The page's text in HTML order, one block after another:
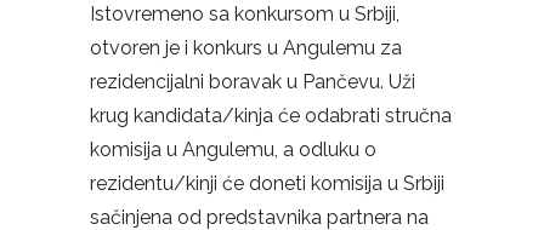
Istovremeno sa konkursom u Srbiji,
otvoren je i konkurs u Angulemu za
rezidencijalni boravak u Pančevu. Uži
krug kandidata/kinja će odabrati stručna
komisija u Angulemu, a odluku o
rezidentu/kinji će doneti komisija u Srbiji
sačinjena od predstavnika partnera na